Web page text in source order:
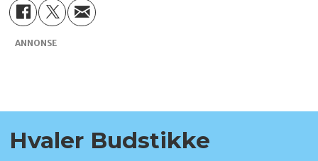
ANNONSE
Hvaler Budstikke